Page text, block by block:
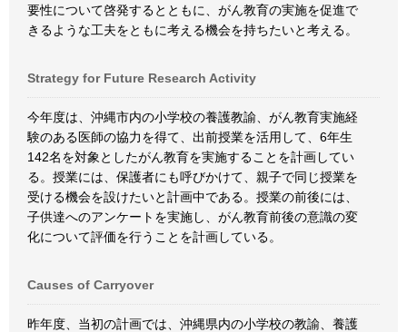
要性について啓発するとともに、がん教育の実施を促進で
きるような工夫をともに考える機会を持ちたいと考える。
Strategy for Future Research Activity
今年度は、沖縄市内の小学校の養護教諭、がん教育実施経
験のある医師の協力を得て、出前授業を活用して、6年生
142名を対象としたがん教育を実施することを計画してい
る。授業には、保護者にも呼びかけて、親子で同じ授業を
受ける機会を設けたいと計画中である。授業の前後には、
子供達へのアンケートを実施し、がん教育前後の意識の変
化について評価を行うことを計画している。
Causes of Carryover
昨年度、当初の計画では、沖縄県内の小学校の教諭、養護